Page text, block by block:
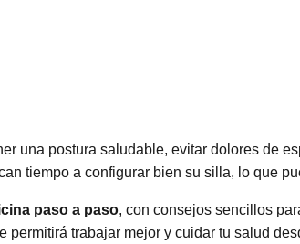
una postura saludable, evitar dolores de
tiempo a configurar bien su silla, lo que
paso a paso, con consejos sencillos
trabajar mejor y cuidar tu salud